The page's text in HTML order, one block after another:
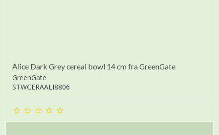
Alice Dark Grey cereal bowl 14 cm fra GreenGate
GreenGate
STWCERAALI8806